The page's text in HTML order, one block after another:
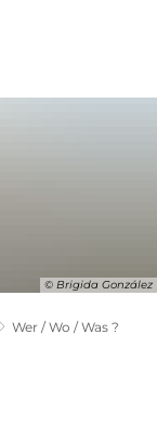
© Brigida González
Wer / Wo / Was ?